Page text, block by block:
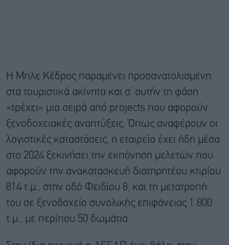
Η Μπλε Κέδρος παραμένει προσανατολισμένη
στα τουριστικά ακίνητα και σ’ αυτήν τη φάση
«τρέχει» μια σειρά από projects που αφορούν
ξενοδοχειακές αναπτύξεις. Όπως αναφέρουν οι
λογιστικές καταστάσεις, η εταιρεία έχει ήδη μέσα
στο 2024 ξεκινήσει την εκπόνηση μελετών που
αφορούν την ανακατασκευή διατηρητέου κτιρίου
814 τ.μ., στην οδό Φειδίου 8, και τη μετατροπή
του σε ξενοδοχείο συνολικής επιφάνειας 1.800
τ.μ., με περίπου 50 δωμάτια.